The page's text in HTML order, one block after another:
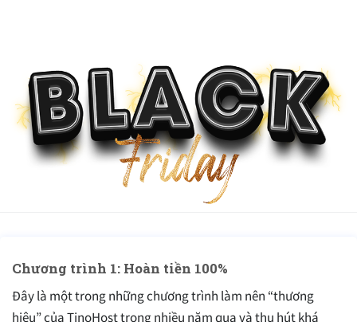
Chương trình 1: Hoàn tiền 100%
Đây là một trong những chương trình làm nên “thương
hiệu” của TinoHost trong nhiều năm qua và thu hút khá